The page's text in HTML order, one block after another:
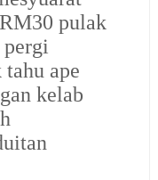
pulak
tahu ape
kelab